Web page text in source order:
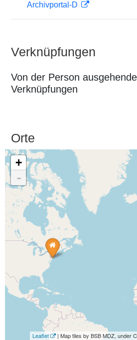
Archivportal-D
Verknüpfungen
Von der Person ausgehende
Verknüpfungen
Orte
+
-
Leaflet
| Map tiles by BSB MDZ, under